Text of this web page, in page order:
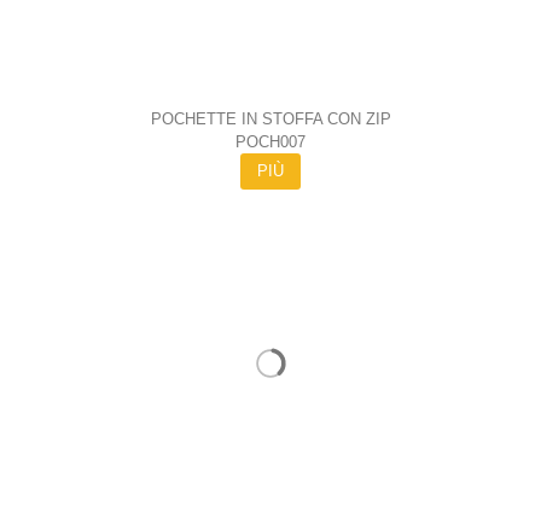
POCHETTE IN STOFFA CON ZIP
POCH007
PIÙ